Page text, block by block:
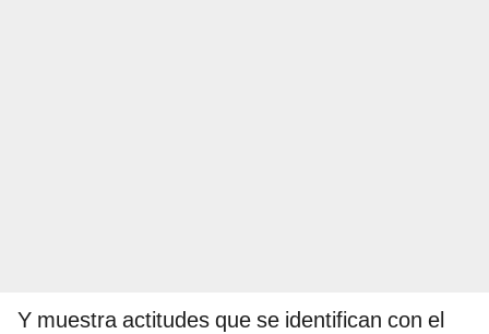
Y muestra actitudes que se identifican con el